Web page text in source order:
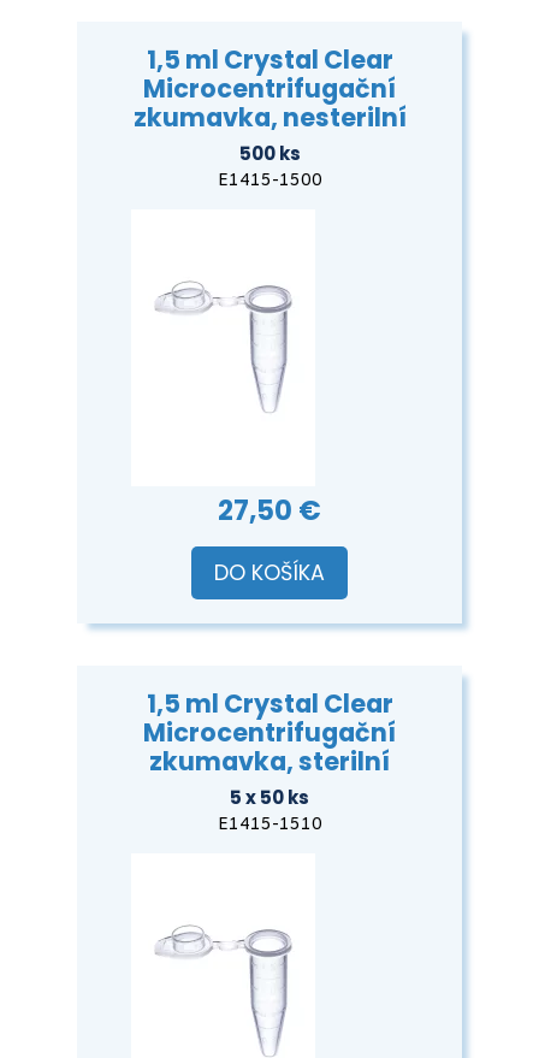
1,5 ml Crystal Clear
Microcentrifugační
zkumavka, nesterilní
500 ks
E1415-1500
27,50 €
DO KOŠÍKA
1,5 ml Crystal Clear
Microcentrifugační
zkumavka, sterilní
5 x 50 ks
E1415-1510